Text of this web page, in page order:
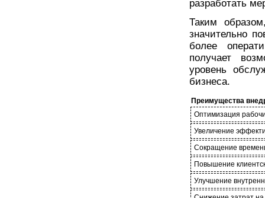
разработать
Таким
значительно
более
получает
уровень
бизнеса.
Преимущества
Оптимизация
Увеличение
Сокращение
Повышение
Улучшение